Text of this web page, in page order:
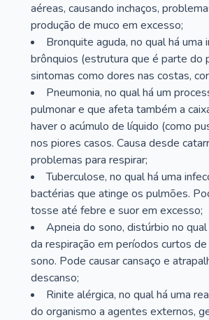
aéreas, causando inchaços,
produção de muco em excesso;
Bronquite aguda, no qual há uma
brônquios (estrutura que é parte do
sintomas como dores nas costas,
Pneumonia, no qual há um
pulmonar e que afeta também a
haver o acúmulo de líquido (como
nos piores casos. Causa desde
problemas para respirar;
Tuberculose, no qual há uma
bactérias que atinge os pulmões.
tosse até febre e suor em excesso;
Apneia do sono, distúrbio no
da respiração em períodos curtos
sono. Pode causar cansaço e
descanso;
Rinite alérgica, no qual há uma
do organismo a agentes externos,